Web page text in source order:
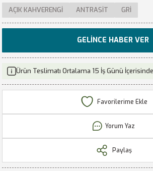
AÇIK KAHVERENGİ ANTRASİT GRİ
GELINCE HABER VER
Ürün Teslimatı Ortalama 15 İş Günü
Yorum Yaz
Paylaş